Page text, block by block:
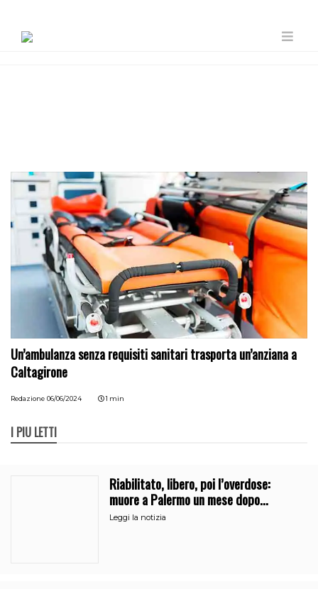
Un’ambulanza senza requisiti sanitari trasporta un’anziana a
Caltagirone
Redazione 06/06/2024 1 min
I PIÙ LETTI
Riabilitato, libero, poi l’overdose:
muore a Palermo un mese dopo
l’uscita dalla comunità
Leggi la notizia